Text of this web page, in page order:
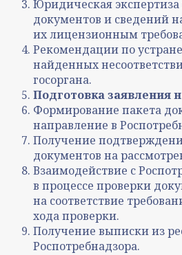
Юридическая
документов и сведений
их лицензионным
Рекомендации по
найденных
госоргана.
Подготовка заявления
Формирование пакета
направление в
Получение
документов на
Взаимодействие с
в процессе проверки
на соответствие
хода проверки.
Получение выписки из
Роспотребнадзора.